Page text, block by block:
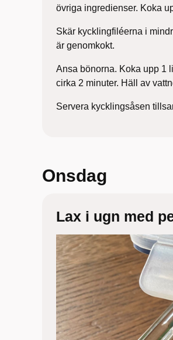
övriga ingredienser. Koka
Skär kycklingfiléerna i
är genomkokt.
Ansa bönorna. Koka upp 1
cirka 2 minuter. Häll av
Servera kycklingsåsen
Onsdag
Lax i ugn med